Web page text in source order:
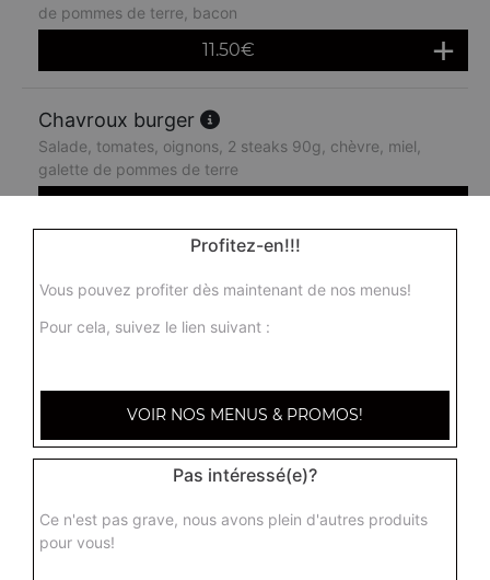
de pommes de terre, bacon
11.50€
Chavroux burger
Salade, tomates, oignons, 2 steaks 90g, chèvre, miel,
galette de pommes de terre
Salade, tomates, oignons, 2 steaks 90g, cheddar
9.50 €
Boss burger
Salade, tomates, oignons, 1 steak, cheddar, 2 steaks
90g, bacon, oeuf
Profitez-en!!!
Vous pouvez profiter dès maintenant de nos menus!
Pour cela, suivez le lien suivant :
VOIR NOS MENUS & PROMOS!
Pas intéressé(e)?
Ce n'est pas grave, nous avons plein d'autres produits
pour vous!